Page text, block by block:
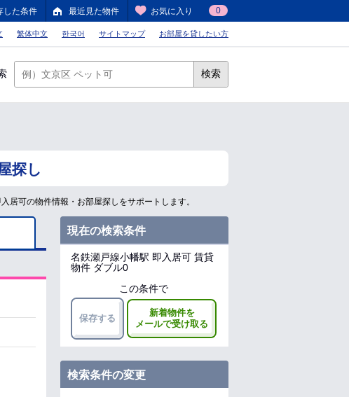
した条件 最近見た物件 お気に入り 0
繁体中文 한국어 サイトマップ お部屋を貸したい方
検索
探し
居可の物件情報・お部屋探しをサポートします。
現在の検索条件
名鉄瀬戸線小幡駅 即入居可 賃貸
物件 ダブル0
この条件で
保存する
新着物件を
メールで受け取る
検索条件の変更